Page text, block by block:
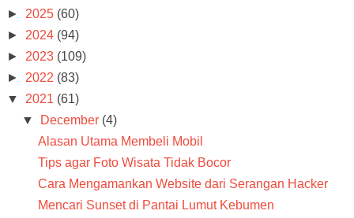
► 2025 (60)
► 2024 (94)
► 2023 (109)
► 2022 (83)
▼ 2021 (61)
▼
December (4)
Alasan Utama Membeli Mobil
Tips agar Foto Wisata Tidak Bocor
Cara Mengamankan Website dari Serangan Hacker
Mencari Sunset di Pantai Lumut Kebumen